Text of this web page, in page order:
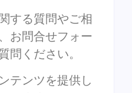
する質問やご相
お問合せフォー
問ください。
テンツを提供し